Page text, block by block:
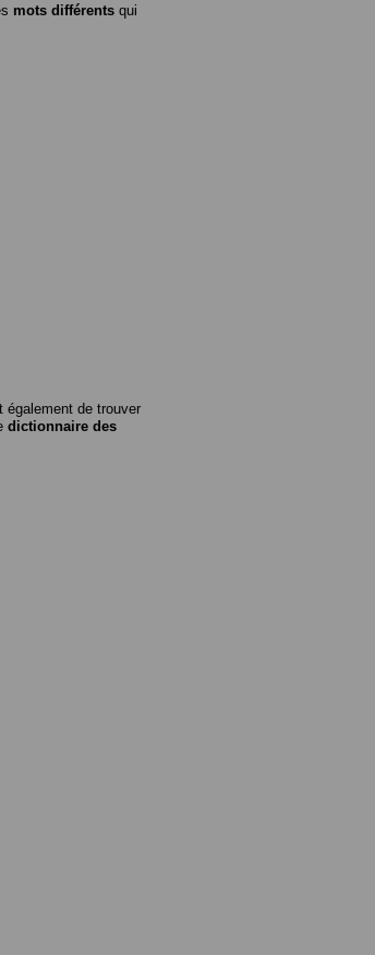
mots différents qui
également de trouver
dictionnaire des